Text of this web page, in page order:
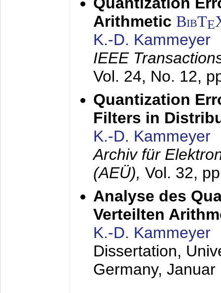
Arithmetic BibTE
K.-D. Kammeyer
IEEE
Vol. 24, No. 12,
Quantization
Filters in
K.-D. Kammeyer
Archiv für
(AEÜ), Vol. 32,
Analyse des
Verteilten
K.-D. Kammeyer
Dissertation,
Germany, Januar